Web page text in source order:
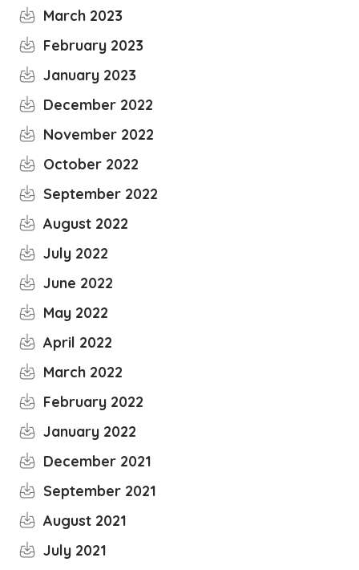
March 2023
February 2023
January 2023
December 2022
November 2022
October 2022
September 2022
August 2022
July 2022
June 2022
May 2022
April 2022
March 2022
February 2022
January 2022
December 2021
September 2021
August 2021
July 2021